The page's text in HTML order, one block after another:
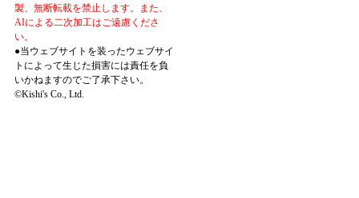
製、無断転載を禁止します。また、
AIによる二次加工はご遠慮くださ
い。
●当ウェブサイトを装ったウェブサイ
トによって生じた損害には責任を負
いかねますのでご了承下さい。
©Kishi's Co., Ltd.